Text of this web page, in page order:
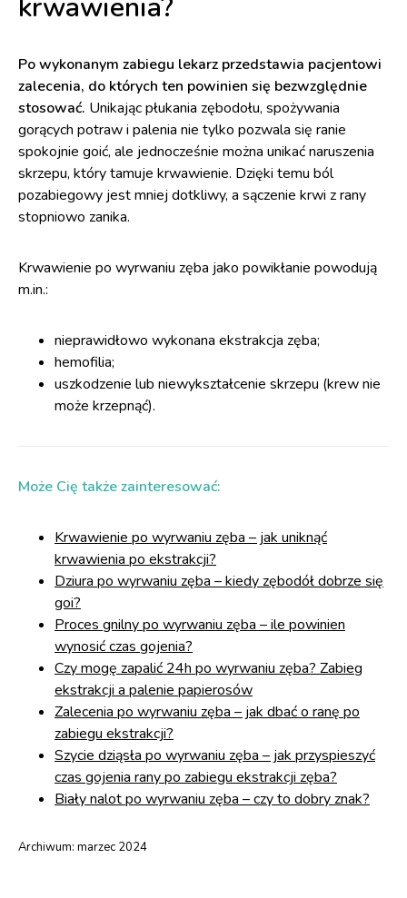
krwawienia?
Po wykonanym zabiegu lekarz przedstawia pacjentowi
zalecenia, do których ten powinien się bezwzględnie
stosować. Unikając płukania zębodołu, spożywania
gorących potraw i palenia nie tylko pozwala się ranie
spokojnie goić, ale jednocześnie można unikać naruszenia
skrzepu, który tamuje krwawienie. Dzięki temu ból
pozabiegowy jest mniej dotkliwy, a sączenie krwi z rany
stopniowo zanika.
Krwawienie po wyrwaniu zęba jako powikłanie powodują
m.in.:
nieprawidłowo wykonana ekstrakcja zęba;
hemofilia;
uszkodzenie lub niewykształcenie skrzepu (krew nie
może krzepnąć).
Może Cię także zainteresować:
Krwawienie po wyrwaniu zęba – jak uniknąć
krwawienia po ekstrakcji?
Dziura po wyrwaniu zęba – kiedy zębodół dobrze się
goi?
Proces gnilny po wyrwaniu zęba – ile powinien
wynosić czas gojenia?
Czy mogę zapalić 24h po wyrwaniu zęba? Zabieg
ekstrakcji a palenie papierosów
Zalecenia po wyrwaniu zęba – jak dbać o ranę po
zabiegu ekstrakcji?
Szycie dziąsła po wyrwaniu zęba – jak przyspieszyć
czas gojenia rany po zabiegu ekstrakcji zęba?
Biały nalot po wyrwaniu zęba – czy to dobry znak?
Archiwum: marzec 2024